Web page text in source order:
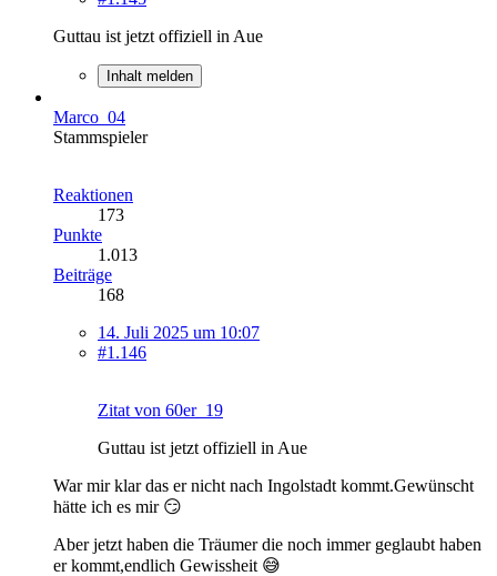
Guttau ist jetzt offiziell in Aue
Inhalt melden
Marco_04
Stammspieler
Reaktionen
173
Punkte
1.013
Beiträge
168
14. Juli 2025 um 10:07
#1.146
Zitat von 60er_19
Guttau ist jetzt offiziell in Aue
War mir klar das er nicht nach Ingolstadt kommt.Gewünscht
hätte ich es mir 😏
Aber jetzt haben die Träumer die noch immer geglaubt haben
er kommt,endlich Gewissheit 😅